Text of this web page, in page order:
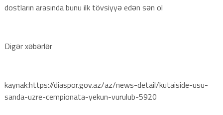
dostların arasında bunu ilk tövsiyyə edən sən ol
Digər xəbərlər
kaynak:https://diaspor.gov.az/az/news-detail/kutaiside-usu-
sanda-uzre-cempionata-yekun-vurulub-5920